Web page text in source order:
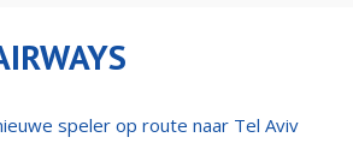
speler op route naar Tel Aviv